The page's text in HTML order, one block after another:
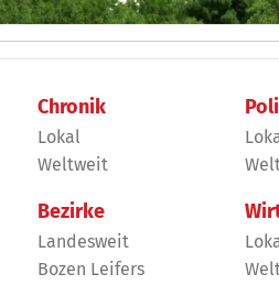
Chronik
Lokal
Weltweit
Bezirke
Landesweit
Bozen Leifers